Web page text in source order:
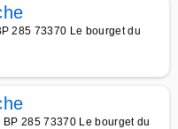
285 73370 Le bourget du
285 73370 Le bourget du